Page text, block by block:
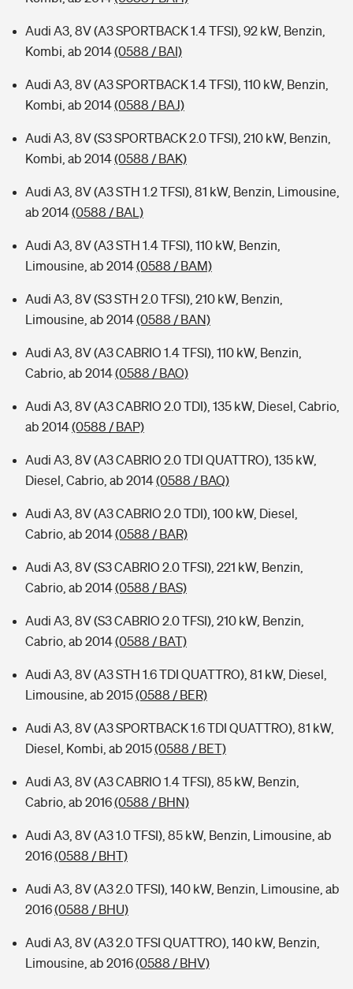
Audi A3, 8V (A3 SPORTBACK 1.4 TFSI), 92 kW, Benzin,
Kombi, ab 2014(0588 / BAI)
Audi A3, 8V (A3 SPORTBACK 1.4 TFSI), 110 kW, Benzin,
Kombi, ab 2014(0588 / BAJ)
Audi A3, 8V (S3 SPORTBACK 2.0 TFSI), 210 kW, Benzin,
Kombi, ab 2014(0588 / BAK)
Audi A3, 8V (A3 STH 1.2 TFSI), 81 kW, Benzin, Limousine,
ab 2014(0588 / BAL)
Audi A3, 8V (A3 STH 1.4 TFSI), 110 kW, Benzin,
Limousine, ab 2014(0588 / BAM)
Audi A3, 8V (S3 STH 2.0 TFSI), 210 kW, Benzin,
Limousine, ab 2014(0588 / BAN)
Audi A3, 8V (A3 CABRIO 1.4 TFSI), 110 kW, Benzin,
Cabrio, ab 2014(0588 / BAO)
Audi A3, 8V (A3 CABRIO 2.0 TDI), 135 kW, Diesel, Cabrio,
ab 2014(0588 / BAP)
Audi A3, 8V (A3 CABRIO 2.0 TDI QUATTRO), 135 kW,
Diesel, Cabrio, ab 2014(0588 / BAQ)
Audi A3, 8V (A3 CABRIO 2.0 TDI), 100 kW, Diesel,
Cabrio, ab 2014(0588 / BAR)
Audi A3, 8V (S3 CABRIO 2.0 TFSI), 221 kW, Benzin,
Cabrio, ab 2014(0588 / BAS)
Audi A3, 8V (S3 CABRIO 2.0 TFSI), 210 kW, Benzin,
Cabrio, ab 2014(0588 / BAT)
Audi A3, 8V (A3 STH 1.6 TDI QUATTRO), 81 kW, Diesel,
Limousine, ab 2015(0588 / BER)
Audi A3, 8V (A3 SPORTBACK 1.6 TDI QUATTRO), 81 kW,
Diesel, Kombi, ab 2015(0588 / BET)
Audi A3, 8V (A3 CABRIO 1.4 TFSI), 85 kW, Benzin,
Cabrio, ab 2016(0588 / BHN)
Audi A3, 8V (A3 1.0 TFSI), 85 kW, Benzin, Limousine, ab
2016(0588 / BHT)
Audi A3, 8V (A3 2.0 TFSI), 140 kW, Benzin, Limousine, ab
2016(0588 / BHU)
Audi A3, 8V (A3 2.0 TFSI QUATTRO), 140 kW, Benzin,
Limousine, ab 2016(0588 / BHV)